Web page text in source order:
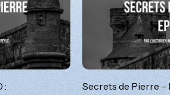
:
Secrets de Pierre –